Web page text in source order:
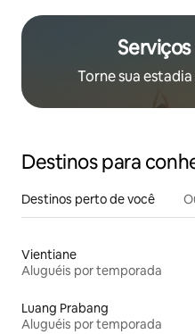
Torne sua
Destinos para
Destinos perto de você
Vientiane
Aluguéis por temporada
Luang Prabang
Aluguéis por temporada